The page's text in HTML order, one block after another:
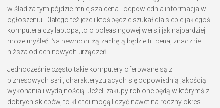
w ślad za tym pójdzie mniejsza cena i odpowiednia informacja w
ogłoszeniu. Dlatego też jeżeli ktoś będzie szukał dla siebie jakiegoś
komputera czy laptopa, to o poleasingowej wersji jak najbardziej
może myśleć. Na pewno dużą zachętą będzie tu cena, znacznie
niższa od cen nowych urządzeń.
Jednocześnie często takie komputery oferowane są z
biznesowych serii, charakteryzujących się odpowiednią jakością
wykonania i wydajnością. Jeżeli zakupy robione będą w którymś z
dobrych sklepów, to klienci mogą liczyć nawet na roczny okres